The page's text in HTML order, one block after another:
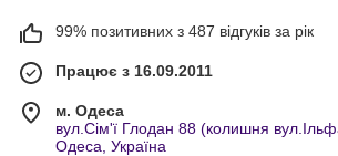
99% позитивних з 487 відгуків за рік
Працює з 16.09.2011
м. Одеса
вул.Сім'ї Глодан 88 (колишня
Одеса, Україна